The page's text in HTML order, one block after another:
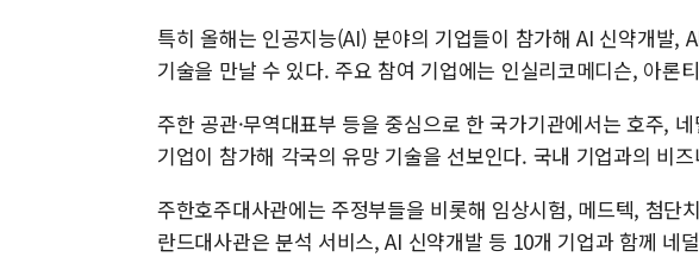
특히 올해는 인공지능(AI) 분야의 기업들이 참가해 AI 신약개발,
기술을 만날 수 있다. 주요 참여 기업에는 인실리코메디슨, 아론
주한 공관·무역대표부 등을 중심으로 한 국가기관에서는 호주,
기업이 참가해 각국의 유망 기술을 선보인다. 국내 기업과의 비
주한호주대사관에는 주정부들을 비롯해 임상시험, 메드텍, 첨단
란드대사관은 분석 서비스, AI 신약개발 등 10개 기업과 함께 네